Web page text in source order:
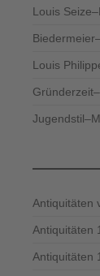
Louis
Louis
Antiquitäten
Antiquitäten
Antiquitäten